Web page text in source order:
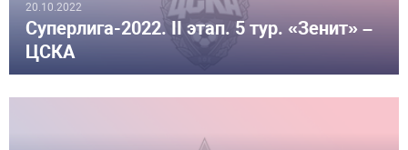
20.10.2022
Суперлига-2022. II этап. 5 тур. «Зенит» –
ЦСКА